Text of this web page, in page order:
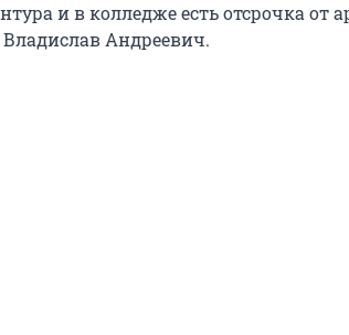
и в колледже есть отсрочка от
Андреевич.